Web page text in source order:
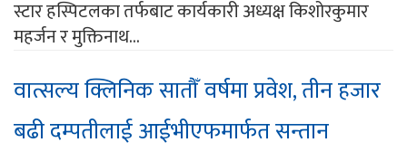
स्टार हस्पिटलका तर्फबाट कार्यकारी अध्यक्ष किशोरकुमार
महर्जन र मुक्तिनाथ...
वात्सल्य क्लिनिक सातौँ वर्षमा प्रवेश, तीन हजार
बढी दम्पतीलाई आईभीएफमार्फत सन्तान